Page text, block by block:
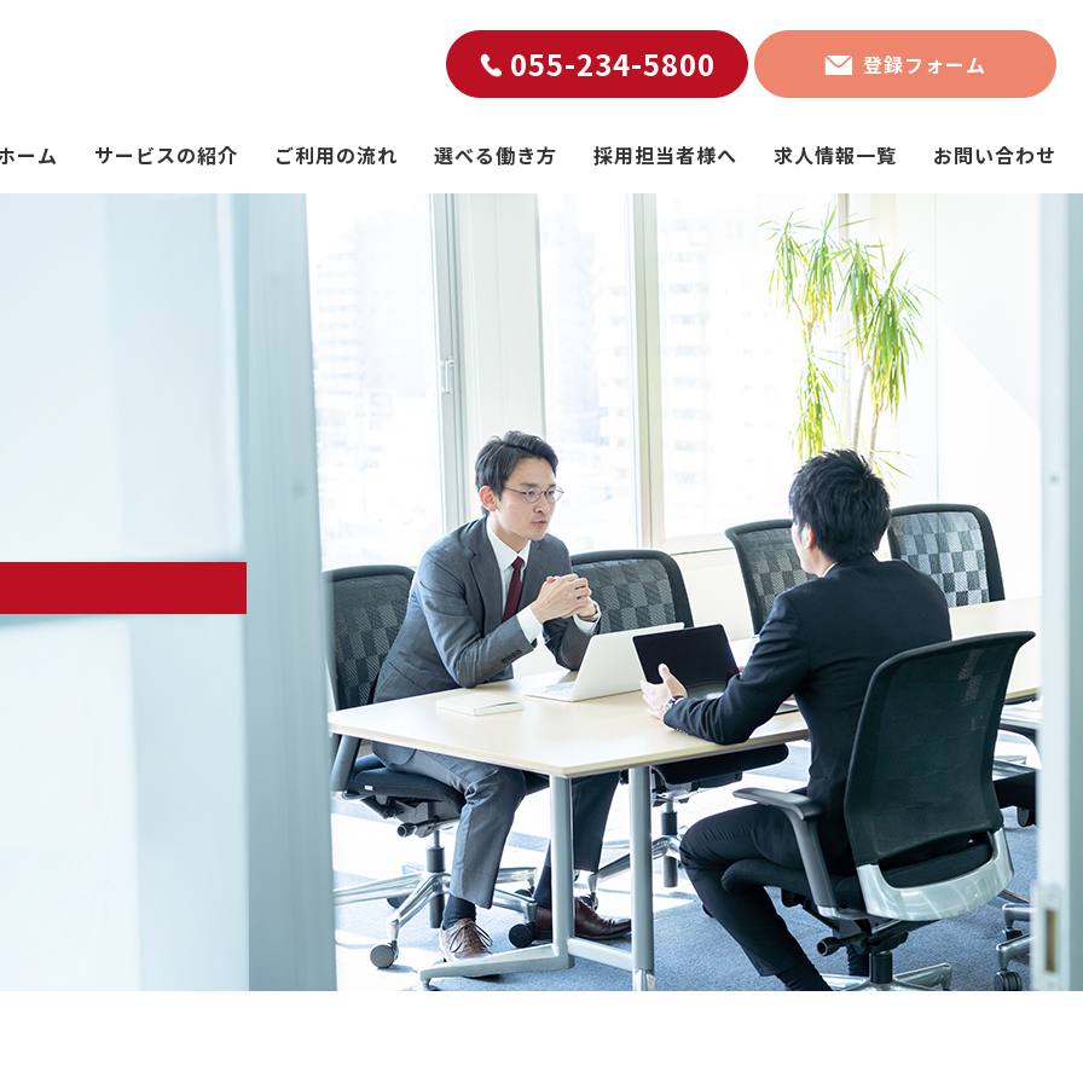
055-234-5800 登録フォーム
ーム サービスの紹介 ご利用の流れ 選べる働き方 採用担当者様へ 求人情報一覧 お問い合わせ